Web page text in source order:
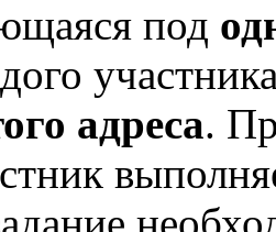
под
адреса.